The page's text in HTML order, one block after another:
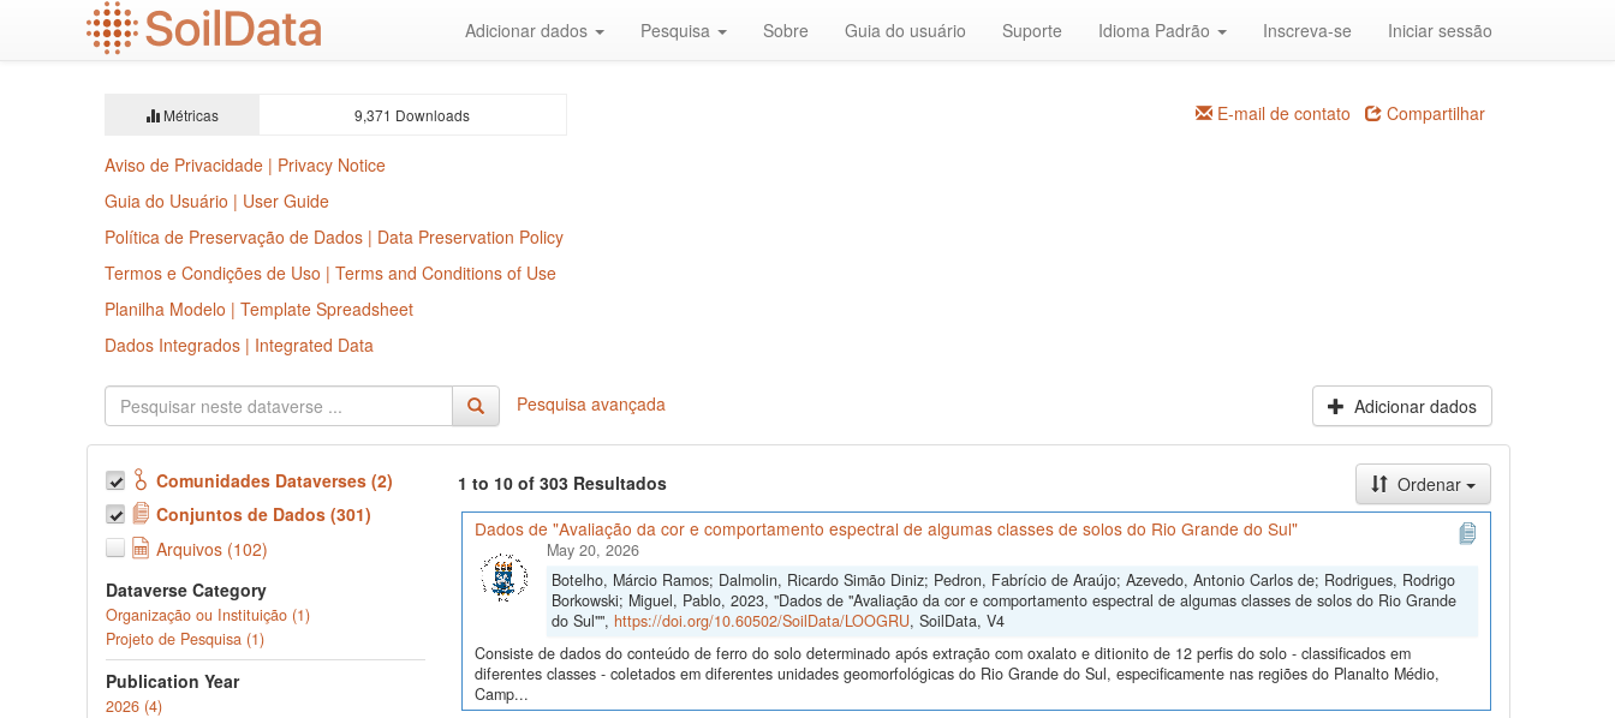
Adicionar dados Pesquisa Sobre Guia do usuário Suporte Idioma Padrão Inscreva-se Iniciar sessão
Métricas 9,371 Downloads E-mail de contato Compartilhar
Aviso de Privacidade | Privacy Notice
Guia do Usuário | User Guide
Política de Preservação de Dados | Data Preservation Policy
Termos e Condições de Uso | Terms and Conditions of Use
Planilha Modelo | Template Spreadsheet
Dados Integrados | Integrated Data
Pesquisa avançada Adicionar dados
Comunidades Dataverses (2)
Conjuntos de Dados (301)
Arquivos (102)
Dataverse Category
Organização ou Instituição (1)
Projeto de Pesquisa (1)
Publication Year
2026 (4)
1 to 10 of 303 Resultados
Ordenar
Dados de "Avaliação da cor e comportamento espectral de algumas classes de solos do Rio Grande do Sul"
May 20, 2026
Botelho, Márcio Ramos; Dalmolin, Ricardo Simão Diniz; Pedron, Fabrício de Araújo; Azevedo, Antonio Carlos de; Rodrigues, Rodrigo
Borkowski; Miguel, Pablo, 2023, "Dados de "Avaliação da cor e comportamento espectral de algumas classes de solos do Rio Grande
do Sul"", https://doi.org/10.60502/SoilData/LOOGRU, SoilData, V4
Consiste de dados do conteúdo de ferro do solo determinado após extração com oxalato e ditionito de 12 perfis do solo - classificados em
diferentes classes - coletados em diferentes unidades geomorfológicas do Rio Grande do Sul, especificamente nas regiões do Planalto Médio,
Camp...